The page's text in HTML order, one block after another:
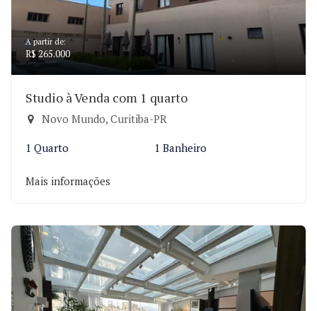
A partir de:
R$ 265.000
Studio à Venda com 1 quarto
Novo Mundo, Curitiba-PR
1 Quarto 1 Banheiro
Mais informações